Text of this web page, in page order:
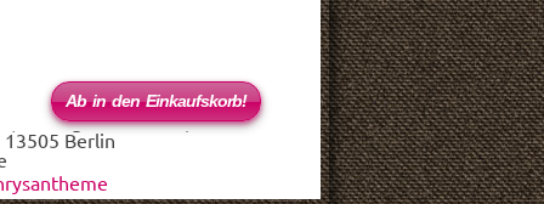
(haftungsbeschränkt)
13505 Berlin